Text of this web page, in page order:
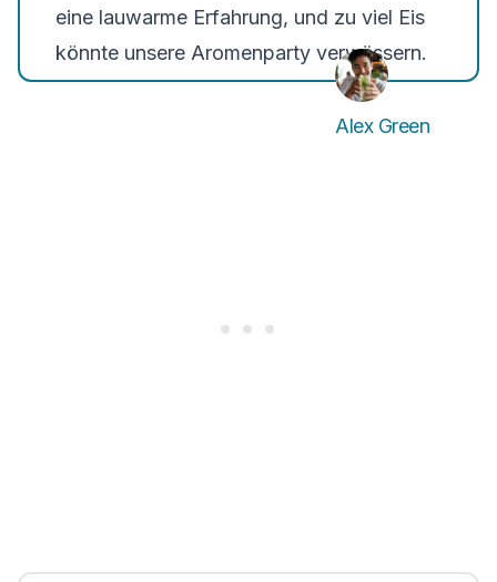
eine lauwarme Erfahrung, und zu viel Eis
könnte unsere Aromenparty verwässern.
Alex Green